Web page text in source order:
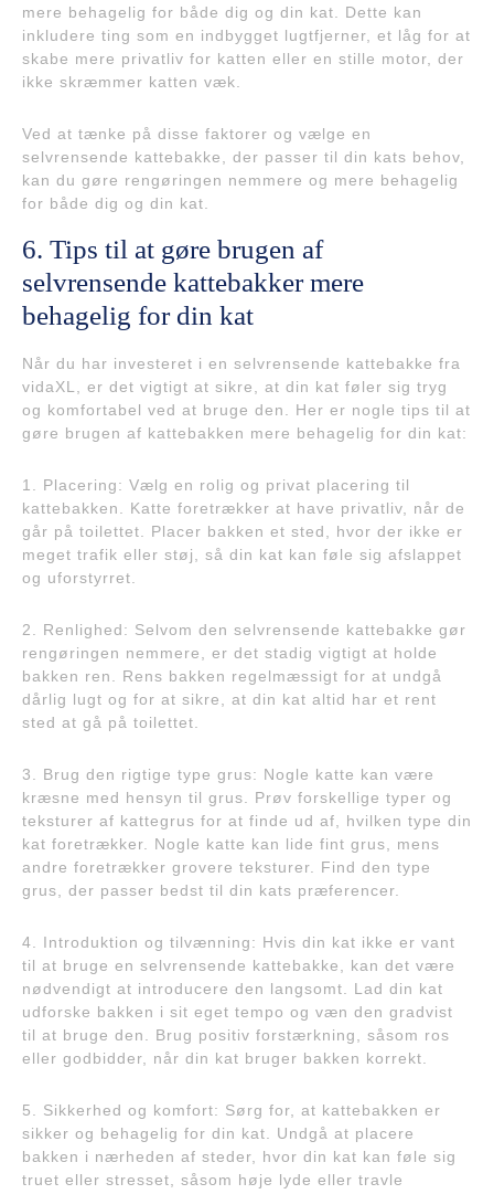
mere behagelig for både dig og din kat. Dette kan
inkludere ting som en indbygget lugtfjerner, et låg for at
skabe mere privatliv for katten eller en stille motor, der
ikke skræmmer katten væk.
Ved at tænke på disse faktorer og vælge en
selvrensende kattebakke, der passer til din kats behov,
kan du gøre rengøringen nemmere og mere behagelig
for både dig og din kat.
6. Tips til at gøre brugen af
selvrensende kattebakker mere
behagelig for din kat
Når du har investeret i en selvrensende kattebakke fra
vidaXL, er det vigtigt at sikre, at din kat føler sig tryg
og komfortabel ved at bruge den. Her er nogle tips til at
gøre brugen af kattebakken mere behagelig for din kat:
1. Placering: Vælg en rolig og privat placering til
kattebakken. Katte foretrækker at have privatliv, når de
går på toilettet. Placer bakken et sted, hvor der ikke er
meget trafik eller støj, så din kat kan føle sig afslappet
og uforstyrret.
2. Renlighed: Selvom den selvrensende kattebakke gør
rengøringen nemmere, er det stadig vigtigt at holde
bakken ren. Rens bakken regelmæssigt for at undgå
dårlig lugt og for at sikre, at din kat altid har et rent
sted at gå på toilettet.
3. Brug den rigtige type grus: Nogle katte kan være
kræsne med hensyn til grus. Prøv forskellige typer og
teksturer af kattegrus for at finde ud af, hvilken type din
kat foretrækker. Nogle katte kan lide fint grus, mens
andre foretrækker grovere teksturer. Find den type
grus, der passer bedst til din kats præferencer.
4. Introduktion og tilvænning: Hvis din kat ikke er vant
til at bruge en selvrensende kattebakke, kan det være
nødvendigt at introducere den langsomt. Lad din kat
udforske bakken i sit eget tempo og væn den gradvist
til at bruge den. Brug positiv forstærkning, såsom ros
eller godbidder, når din kat bruger bakken korrekt.
5. Sikkerhed og komfort: Sørg for, at kattebakken er
sikker og behagelig for din kat. Undgå at placere
bakken i nærheden af steder, hvor din kat kan føle sig
truet eller stresset, såsom høje lyde eller travle